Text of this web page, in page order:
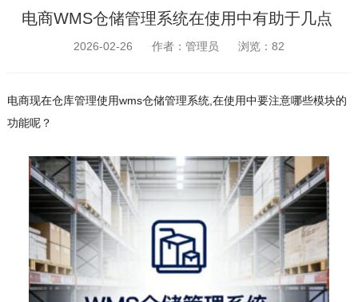
电商WMS仓储管理系统在使用中有助于几点
2026-02-26 作者：管理员 浏览： 82
电商现在仓库管理使用wms仓储管理系统,在使用中要注意哪些模块的
功能呢？